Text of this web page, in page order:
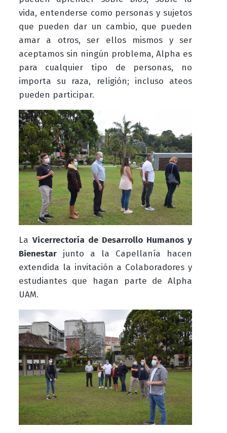
vida, entenderse como personas y sujetos
que pueden dar un cambio, que pueden
amar a otros, ser ellos mismos y ser
aceptamos sin ningún problema, Alpha es
para cualquier tipo de personas, no
importa su raza, religión; incluso ateos
pueden participar.
La Vicerrectoría de Desarrollo Humanos y
Bienestarjunto a la Capellanía hacen
extendida la invitación a Colaboradores y
estudiantes que hagan parte de Alpha
UAM.